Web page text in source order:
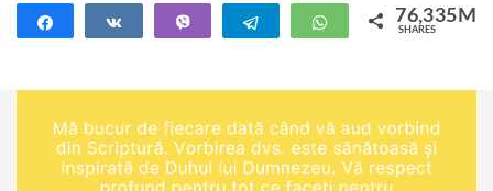
fotografii sau video
despre sport și
conținut cu corpul
dezbrăcat până la
jumătate? ” Vă invit
să scrieți la
Share Share Telegram WhatsApp76,335M
SHARES